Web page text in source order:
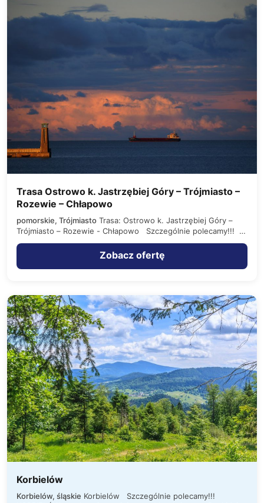
Trasa Ostrowo k. Jastrzębiej Góry – Trójmiasto –
Rozewie – Chłapowo
pomorskie, Trójmiasto
Trójmiasto – Rozewie - Chłapowo Szczególnie polecamy!!! …
Zobacz ofertę
Korbielów
Korbielów, śląskie